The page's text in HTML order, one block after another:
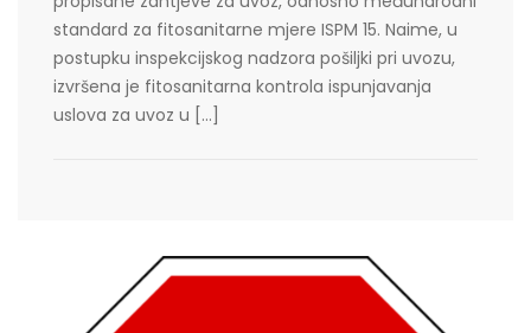
standard za fitosanitarne mjere ISPM 15. Naime, u
postupku inspekcijskog nadzora pošiljki pri uvozu,
izvršena je fitosanitarna kontrola ispunjavanja
uslova za uvoz u […]